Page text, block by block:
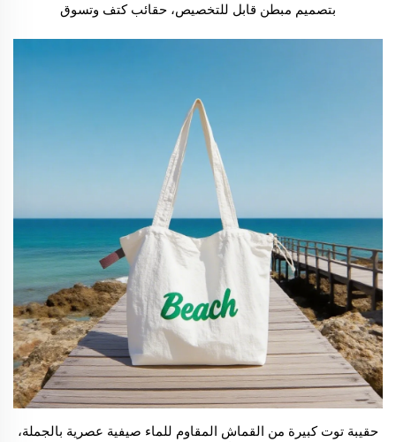
بتصميم مبطن قابل للتخصيص، حقائب كتف وتسوق
حقيبة توت كبيرة من القماش المقاوم للماء صيفية عصرية بالجملة،